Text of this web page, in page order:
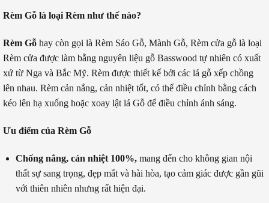
Rèm Gỗ là loại Rèm như thế nào?
Rèm Gỗ hay còn gọi là Rèm Sáo Gỗ, Mành Gỗ, Rèm cửa gỗ là loại
Rèm cửa được làm bằng nguyên liệu gỗ Basswood tự nhiên có xuất
xứ từ Nga và Bắc Mỹ. Rèm được thiết kế bởi các lá gỗ xếp chồng
lên nhau. Rèm cản nắng, cản nhiệt tốt, có thể điều chỉnh bằng cách
kéo lên hạ xuống hoặc xoay lật lá Gỗ để điều chỉnh ánh sáng.
Ưu điểm của Rèm Gỗ
Chống nắng, cản nhiệt 100%, mang đến cho không gian nội
thất sự sang trọng, đẹp mắt và hài hòa, tạo cảm giác được gần gũi
với thiên nhiên nhưng rất hiện đại.